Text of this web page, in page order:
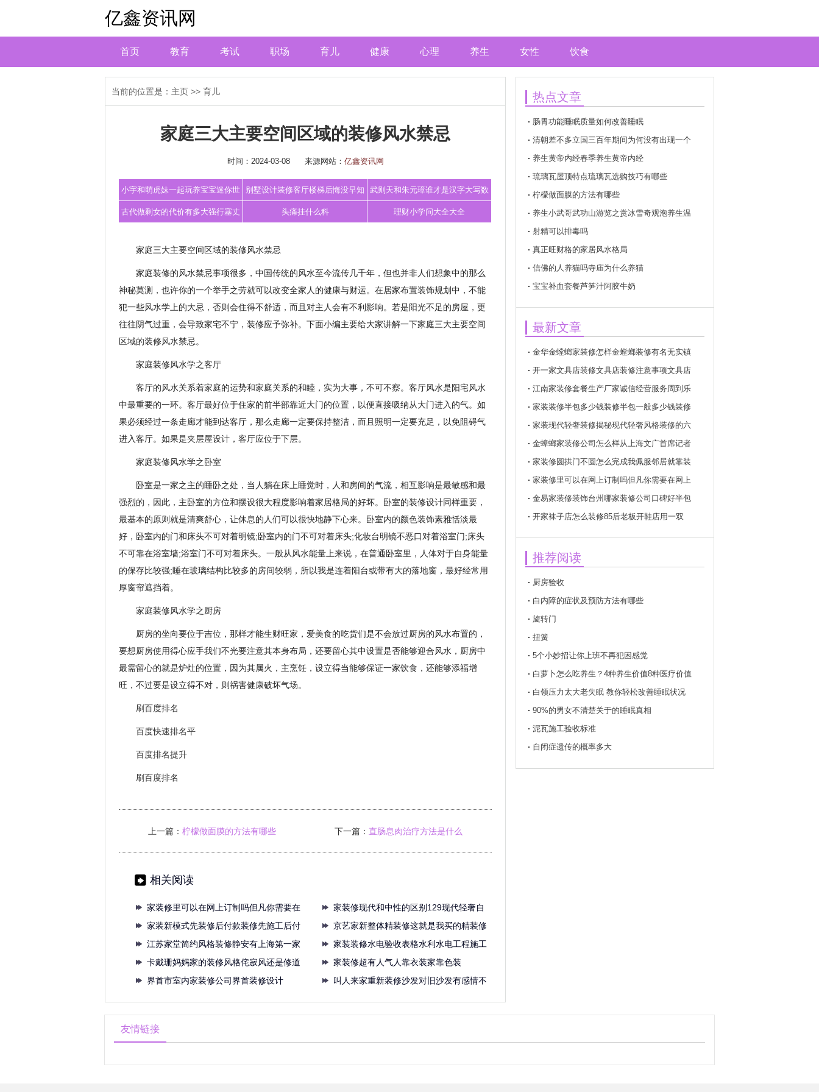
亿鑫资讯网
首页 教育 考试 职场 育儿 健康 心理 养生 女性 饮食
当前的位置是： 主页 >> 育儿
家庭三大主要空间区域的装修风水禁忌
时间：2024-03-08 来源网站： 亿鑫资讯网
小宇和萌虎妹一起玩养宝宝迷你世
界绮梦五周
别墅设计装修客厅楼梯后悔没早知
道别墅还能
武则天和朱元璋谁才是汉字大写数
字的发明者
古代做剩女的代价有多大强行塞丈 头痛挂什么科 理财小学问大全大全
家庭三大主要空间区域的装修风水禁忌
家庭装修的风水禁忌事项很多，中国传统的风水至今流传几千年，但也并非人们想象中的那么
神秘莫测，也许你的一个举手之劳就可以改变全家人的健康与财运。在居家布置装饰规划中，不能
犯一些风水学上的大忌，否则会住得不舒适，而且对主人会有不利影响。若是阳光不足的房屋，更
往往阴气过重，会导致家宅不宁，装修应予弥补。下面小编主要给大家讲解一下家庭三大主要空间
区域的装修风水禁忌。
家庭装修风水学之客厅
客厅的风水关系着家庭的运势和家庭关系的和睦，实为大事，不可不察。客厅风水是阳宅风水
中最重要的一环。客厅最好位于住家的前半部靠近大门的位置，以便直接吸纳从大门进入的气。如
果必须经过一条走廊才能到达客厅，那么走廊一定要保持整洁，而且照明一定要充足，以免阻碍气
进入客厅。如果是夹层屋设计，客厅应位于下层。
家庭装修风水学之卧室
卧室是一家之主的睡卧之处，当人躺在床上睡觉时，人和房间的气流，相互影响是最敏感和最
强烈的，因此，主卧室的方位和摆设很大程度影响着家居格局的好坏。卧室的装修设计同样重要，
最基本的原则就是清爽舒心，让休息的人们可以很快地静下心来。卧室内的颜色装饰素雅恬淡最
好，卧室内的门和床头不可对着明镜;卧室内的门不可对着床头;化妆台明镜不恶口对着浴室门;床头
不可靠在浴室墙;浴室门不可对着床头。一般从风水能量上来说，在普通卧室里，人体对于自身能量
的保存比较强;睡在玻璃结构比较多的房间较弱，所以我是连着阳台或带有大的落地窗，最好经常用
厚窗帘遮挡着。
家庭装修风水学之厨房
厨房的坐向要位于吉位，那样才能生财旺家，爱美食的吃货们是不会放过厨房的风水布置的，
要想厨房使用得心应手我们不光要注意其本身布局，还要留心其中设置是否能够迎合风水，厨房中
最需留心的就是炉灶的位置，因为其属火，主烹饪，设立得当能够保证一家饮食，还能够添福增
旺，不过要是设立得不对，则祸害健康破坏气场。
刷百度排名
百度快速排名平
百度排名提升
刷百度排名
上一篇： 柠檬做面膜的方法有哪些 下一篇： 直肠息肉治疗方法是什么
相关阅读
家装修里可以在网上订制吗但凡你需要在
网上
家装修现代和中性的区别129现代轻奢自
然
家装新模式先装修后付款装修先施工后付
款是
京艺家新整体精装修这就是我买的精装修
房早
江苏家堂简约风格装修静安有上海第一家
堂饮
家装装修水电验收表格水利水电工程施工
质量
卡戴珊妈妈家的装修风格侘寂风还是修道
院宇
家装修超有人气人靠衣装家靠色装
界首市室内家装修公司界首装修设计
叫人来家重新装修沙发对旧沙发有感情不
热点文章
肠胃功能睡眠质量如何改善睡眠
清朝差不多立国三百年期间为何没有出现一个
养生黄帝内经春季养生黄帝内经
琉璃瓦屋顶特点琉璃瓦选购技巧有哪些
柠檬做面膜的方法有哪些
养生小武哥武功山游览之赏冰雪奇观泡养生温
射精可以排毒吗
真正旺财格的家居风水格局
信佛的人养猫吗寺庙为什么养猫
宝宝补血套餐芦笋汁阿胶牛奶
最新文章
金华金螳螂家装修怎样金螳螂装修有名无实镇
开一家文具店装修文具店装修注意事项文具店
江南家装修套餐生产厂家诚信经营服务周到乐
家装装修半包多少钱装修半包一般多少钱装修
家装现代轻奢装修揭秘现代轻奢风格装修的六
金蟑螂家装修公司怎么样从上海文广首席记者
家装修圆拱门不圆怎么完成我佩服邻居就靠装
家装修里可以在网上订制吗但凡你需要在网上
金易家装修装饰台州哪家装修公司口碑好半包
开家袜子店怎么装修85后老板开鞋店用一双
推荐阅读
厨房验收
白内障的症状及预防方法有哪些
旋转门
扭簧
5个小妙招让你上班不再犯困感觉
白萝卜怎么吃养生？4种养生价值8种医疗价值
白领压力太大老失眠 教你轻松改善睡眠状况
90%的男女不清楚关于的睡眠真相
泥瓦施工验收标准
自闭症遗传的概率多大
友情链接